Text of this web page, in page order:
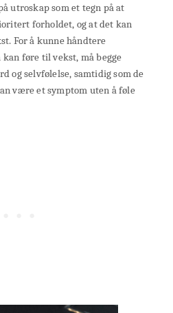
utroskap som et tegn på at
forholdet, og at det kan
For å kunne håndtere
føre til vekst, må begge
og selvfølelse, samtidig som de
være et symptom uten å føle